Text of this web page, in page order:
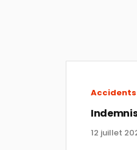
12 juillet